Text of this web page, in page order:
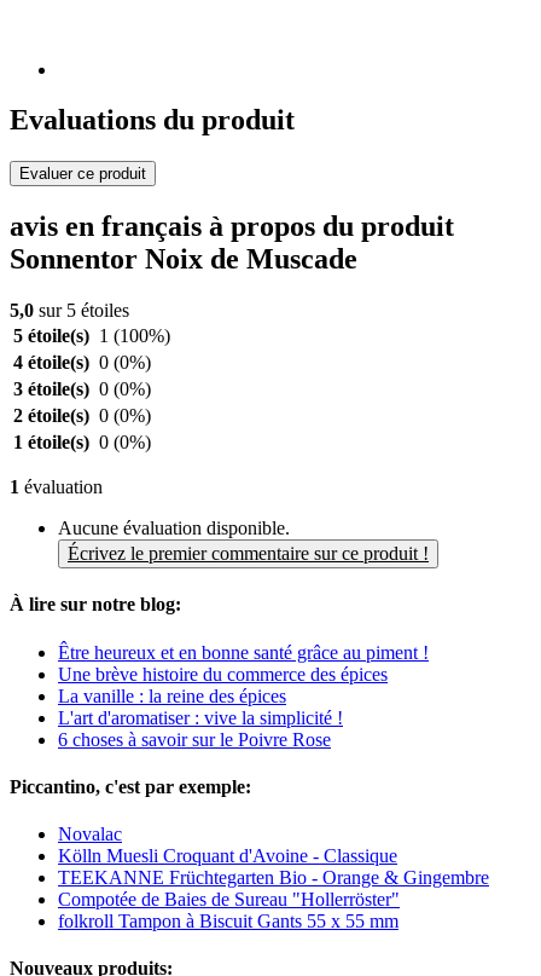
Evaluations du produit
Evaluer ce produit
avis en français à propos du produit
Sonnentor Noix de Muscade
5,0 sur 5 étoiles
5 étoile(s) 1 (100%)
4 étoile(s) 0 (0%)
3 étoile(s) 0 (0%)
2 étoile(s) 0 (0%)
1 étoile(s) 0 (0%)
1 évaluation
Aucune évaluation disponible.
Écrivez le premier commentaire sur ce produit !
À lire sur notre blog:
Être heureux et en bonne santé grâce au piment !
Une brève histoire du commerce des épices
La vanille : la reine des épices
L'art d'aromatiser : vive la simplicité !
6 choses à savoir sur le Poivre Rose
Piccantino, c'est par exemple:
Novalac
Kölln Muesli Croquant d'Avoine - Classique
TEEKANNE Früchtegarten Bio - Orange & Gingembre
Compotée de Baies de Sureau "Hollerröster"
folkroll Tampon à Biscuit Gants 55 x 55 mm
Nouveaux produits: